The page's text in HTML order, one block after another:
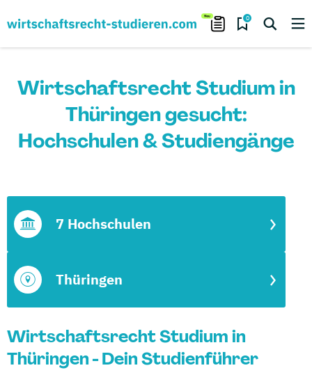
0
Wirtschaftsrecht Studium in
Thüringen gesucht:
Hochschulen & Studiengänge
Thüringen
7 Hochschulen
Wirtschaftsrecht Studium in
Thüringen - Dein Studienführer